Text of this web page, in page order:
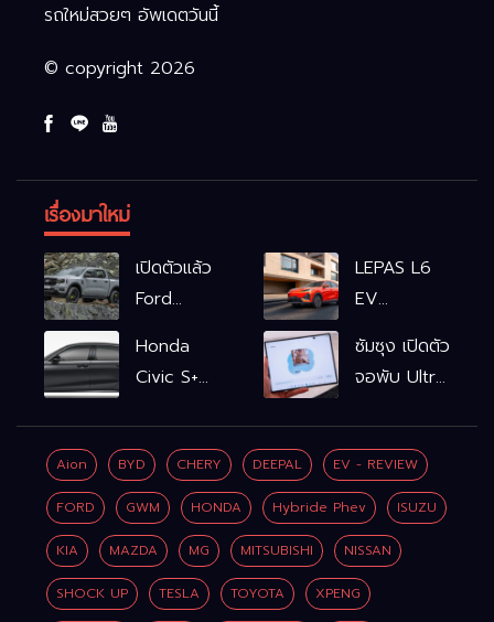
รถใหม่สวยๆ อัพเดตวันนี้
© copyright 2026
เรื่องมาใหม่
เปิดตัวแล้ว
Ford
WOLFTRAK
LEPAS L6
EV
L6 EV
Comfort
FWD
769,900
บาท L6 EV
Premium
FWD
799,900
บาท
Honda
Civic S+
จำลองเกียร์
เพิ่ม 2 หมื่น
บาท
ซัมซุง เปิดตัว
จอพับ Ultra
เชื่อมมือถือ-
นาฬิกา-แว่น
อัจฉริยะ
Aion BYD CHERY DEEPAL EV - REVIEW
FORD GWM HONDA Hybride Phev ISUZU
KIA MAZDA MG MITSUBISHI NISSAN
SHOCK UP TESLA TOYOTA XPENG